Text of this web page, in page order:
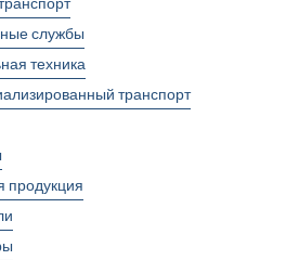
службы
техника
транспорт
продукция